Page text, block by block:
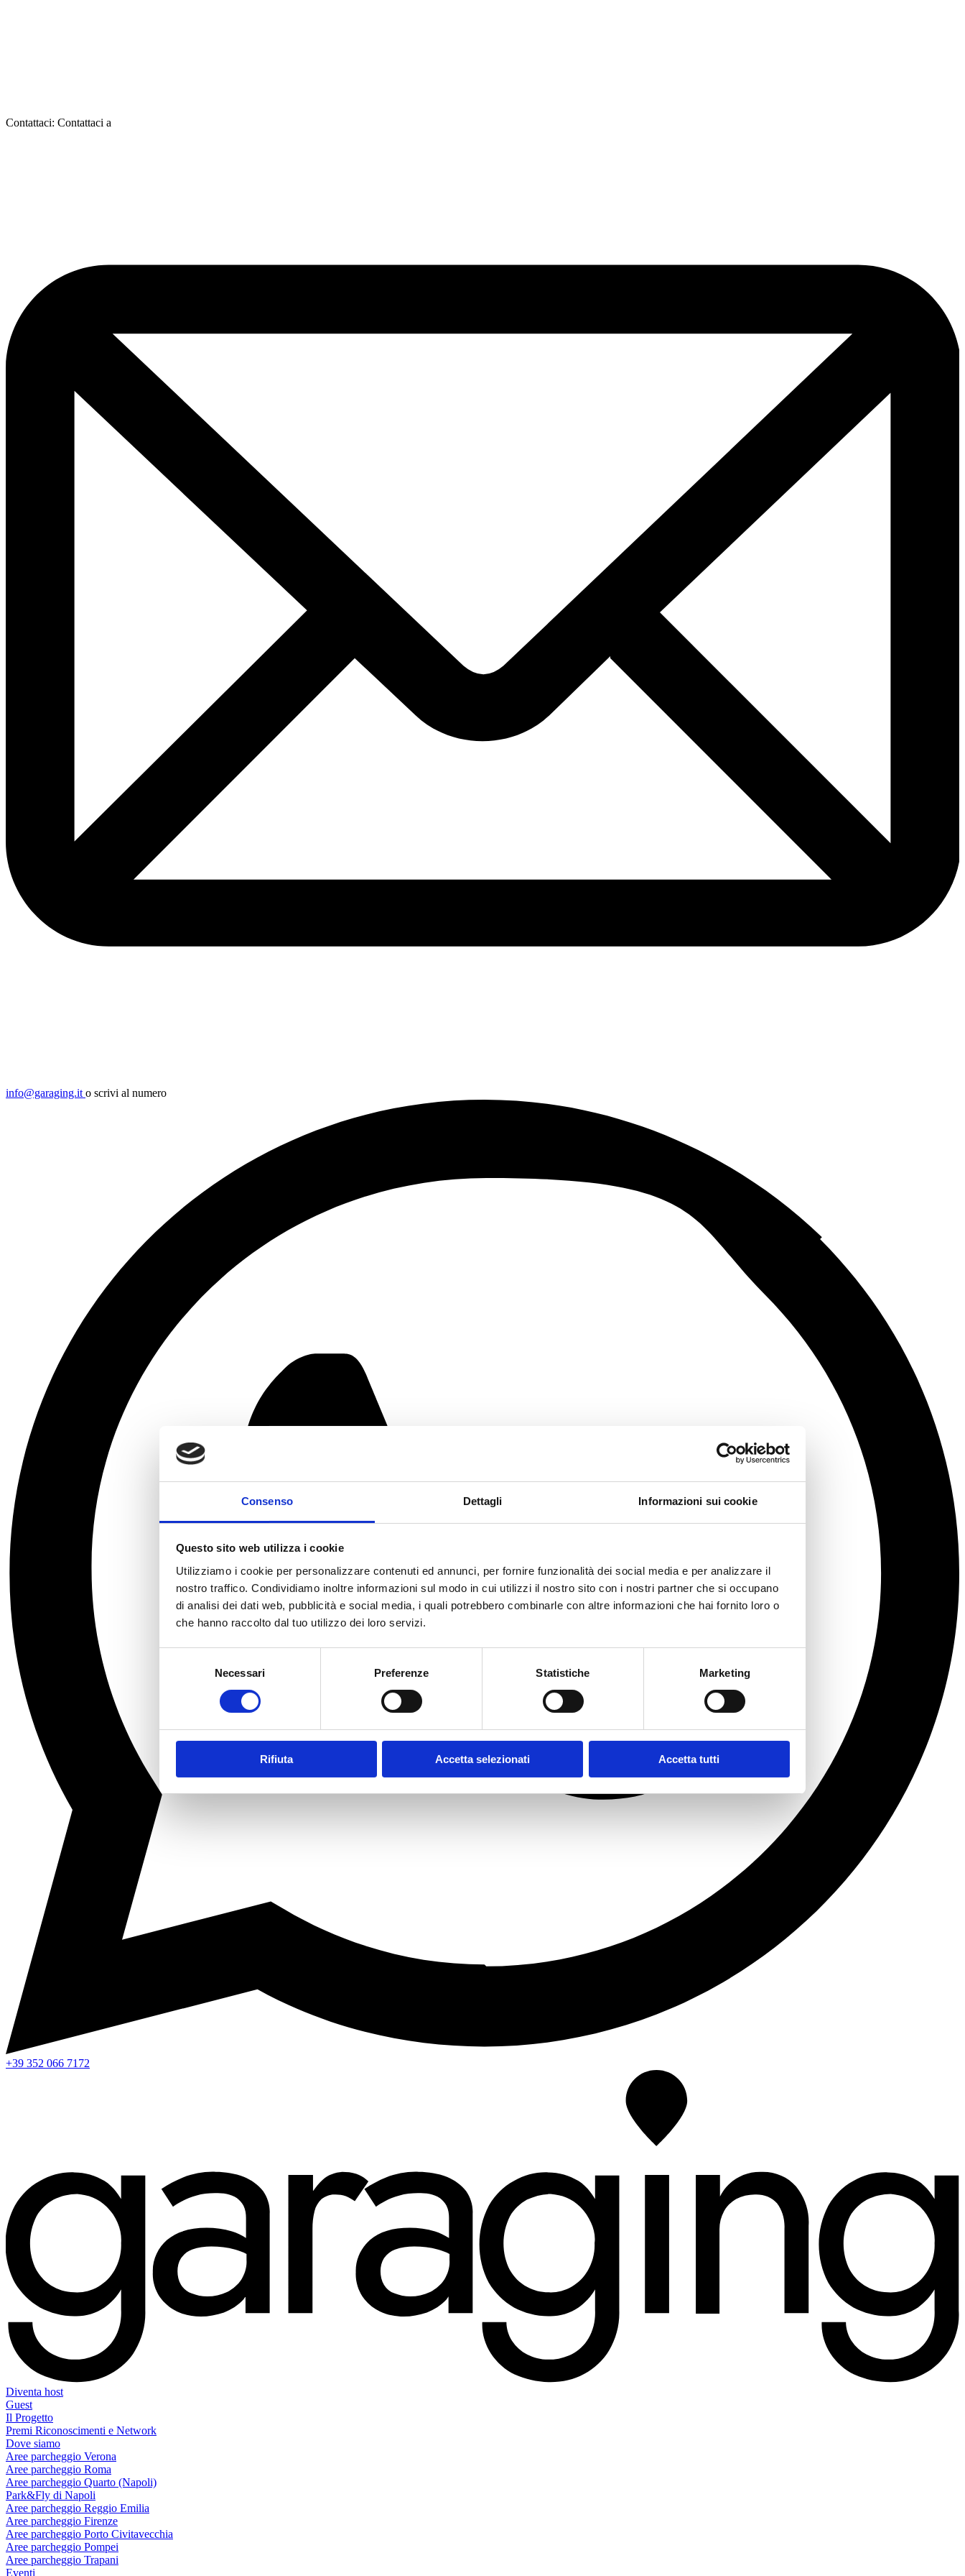
Consenso Dettagli Informazioni sui cookie
Questo sito web utilizza i cookie
Utilizziamo i cookie per personalizzare contenuti ed annunci, per fornire funzionalità dei social media e per analizzare il
nostro traffico. Condividiamo inoltre informazioni sul modo in cui utilizzi il nostro sito con i nostri partner che si occupano
di analisi dei dati web, pubblicità e social media, i quali potrebbero combinarle con altre informazioni che hai fornito loro o
che hanno raccolto dal tuo utilizzo dei loro servizi.
Necessari Preferenze Statistiche Marketing
Rifiuta Accetta selezionati Accetta tutti
Contattaci: Contattaci a
info@garaging.it o scrivi al numero
+39 352 066 7172
Diventa host
Guest
Il Progetto
Premi Riconoscimenti e Network
Dove siamo
Aree parcheggio Verona
Aree parcheggio Roma
Aree parcheggio Quarto (Napoli)
Park&Fly di Napoli
Aree parcheggio Reggio Emilia
Aree parcheggio Firenze
Aree parcheggio Porto Civitavecchia
Aree parcheggio Pompei
Aree parcheggio Trapani
Eventi